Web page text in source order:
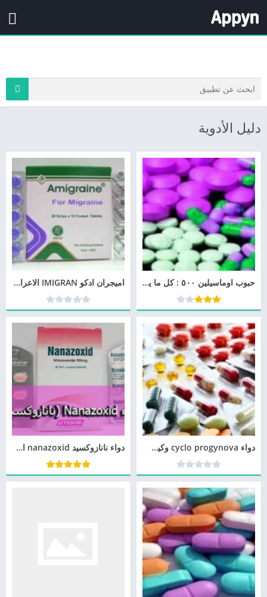
دليل الأدوية
حبوب اوماسيلين ٥٠٠ : كل ما يجب أن تعرف عنه Omacillin اميجران ادكو IMIGRAN الاعراض الجانبية، الاضرار الاستخدام
دواء cyclo progynova وكيس المبيض دواء نانازوكسيد nanazoxid الآثار الجانبية، دواعي الاستعمال، الجرعة، موانع الاستخدام